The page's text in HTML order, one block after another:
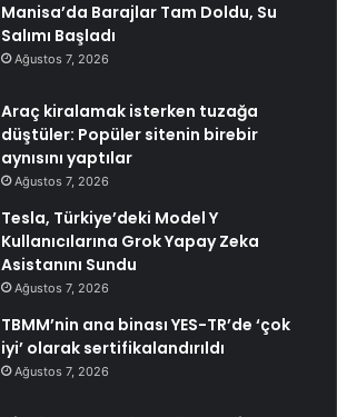
Manisa’da Barajlar Tam Doldu, Su
Salımı Başladı
Ağustos 7, 2026
Araç kiralamak isterken tuzağa
düştüler: Popüler sitenin birebir
aynısını yaptılar
Ağustos 7, 2026
Tesla, Türkiye’deki Model Y
Kullanıcılarına Grok Yapay Zeka
Asistanını Sundu
Ağustos 7, 2026
TBMM’nin ana binası YES-TR’de ‘çok
iyi’ olarak sertifikalandırıldı
Ağustos 7, 2026